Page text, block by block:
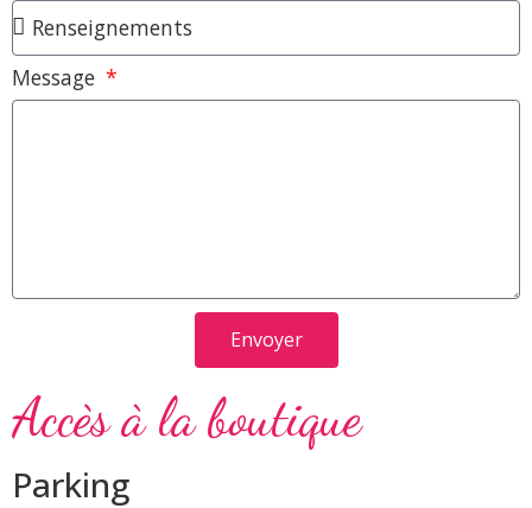
Message
Envoyer
Accès à la boutique
Parking